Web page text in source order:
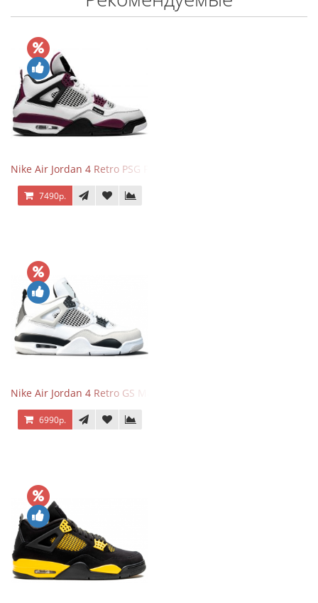
Nike Air Jordan 4 Retro PSG Paris Saint-Germain
7490р.
Nike Air Jordan 4 Retro GS Military Black
6990р.